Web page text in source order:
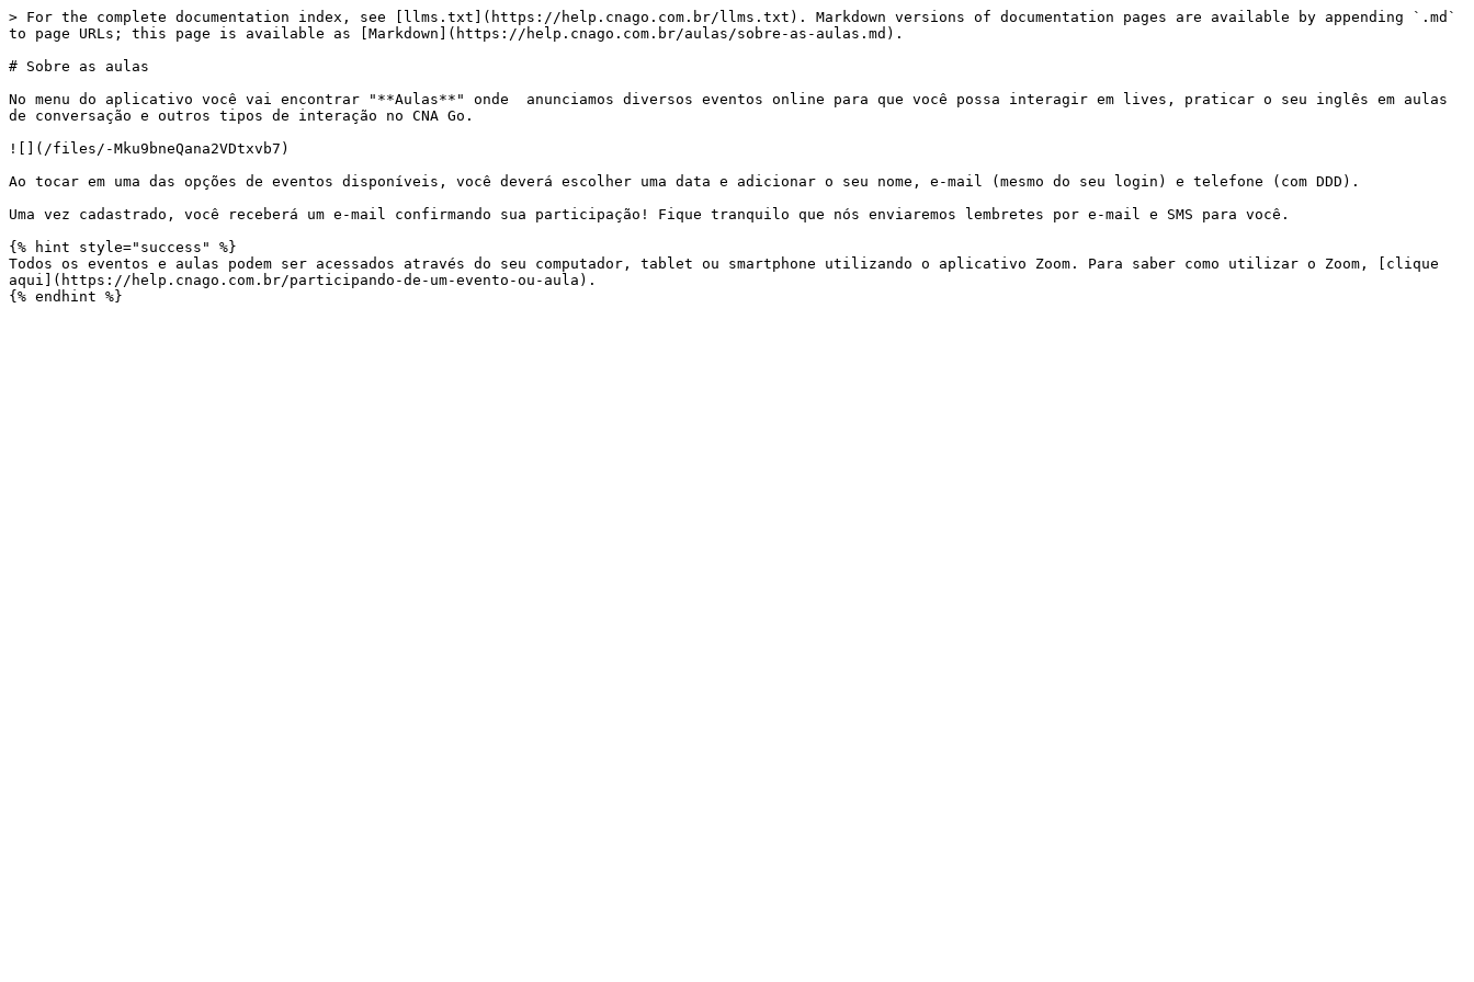
> For the complete documentation index, see [llms.txt](https://help.cnago.com.br/llms.txt). Markdown versions of documentation pages are available by appending `.md`
to page URLs; this page is available as [Markdown](https://help.cnago.com.br/aulas/sobre-as-aulas.md).
# Sobre as aulas
No menu do aplicativo você vai encontrar "**Aulas**" onde  anunciamos diversos eventos online para que você possa interagir em lives, praticar o seu inglês em aulas
de conversação e outros tipos de interação no CNA Go.
![](/files/-Mku9bneQana2VDtxvb7)
Ao tocar em uma das opções de eventos disponíveis, você deverá escolher uma data e adicionar o seu nome, e-mail (mesmo do seu login) e telefone (com DDD).
Uma vez cadastrado, você receberá um e-mail confirmando sua participação! Fique tranquilo que nós enviaremos lembretes por e-mail e SMS para você.
{% hint style="success" %}
Todos os eventos e aulas podem ser acessados através do seu computador, tablet ou smartphone utilizando o aplicativo Zoom. Para saber como utilizar o Zoom, [clique
aqui](https://help.cnago.com.br/participando-de-um-evento-ou-aula).